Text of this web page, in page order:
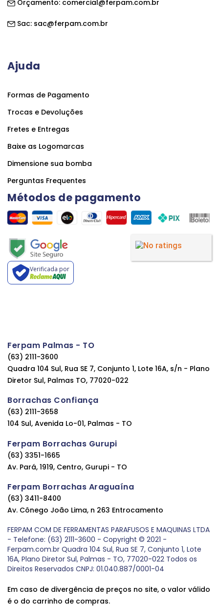
Orçamento: comercial@ferpam.com.br
Sac: sac@ferpam.com.br
Ajuda
Formas de Pagamento
Trocas e Devoluções
Fretes e Entregas
Baixe as Logomarcas
Dimensione sua bomba
Perguntas Frequentes
Métodos de pagamento
Verificada por
Ferpam Palmas - TO
(63) 2111-3600
Quadra 104 Sul, Rua SE 7, Conjunto 1, Lote 16A, s/n - Plano
Diretor Sul, Palmas TO, 77020-022
Borrachas Confiança
(63) 2111-3658
104 Sul, Avenida Lo-01, Palmas - TO
Ferpam Borrachas Gurupi
(63) 3351-1665
Av. Pará, 1919, Centro, Gurupi - TO
Ferpam Borrachas Araguaína
(63) 3411-8400
Av. Cônego João Lima, n 263 Entrocamento
FERPAM COM DE FERRAMENTAS PARAFUSOS E MAQUINAS LTDA
- Telefone: (63) 2111-3600 - Copyright © 2021 -
Ferpam.com.br Quadra 104 Sul, Rua SE 7, Conjunto 1, Lote
16A, Plano Diretor Sul, Palmas - TO, 77020-022 Todos os
Direitos Reservados CNPJ: 01.040.887/0001-04
Em caso de divergência de preços no site, o valor válido
é o do carrinho de compras.